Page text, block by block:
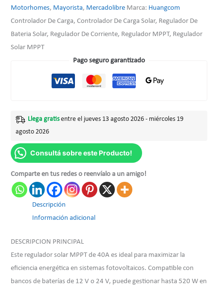
Motorhomes, Mayorista, Mercadolibre Marca: Huangcom
Controlador De Carga, Controlador De Carga Solar, Regulador De
Bateria Solar, Regulador De Corriente, Regulador MPPT, Regulador
Solar MPPT
Pago seguro garantizado
Llega gratisentre el jueves 13 agosto 2026 - miércoles 19
agosto 2026
Consultá sobre este Producto!
Comparte en tus redes o reenvíalo a un amigo!
Descripción
Información adicional
DESCRIPCION PRINCIPAL
Este regulador solar MPPT de 40A es ideal para maximizar la
eficiencia energética en sistemas fotovoltaicos. Compatible con
bancos de baterías de 12 V o 24 V, puede gestionar hasta 520 W en